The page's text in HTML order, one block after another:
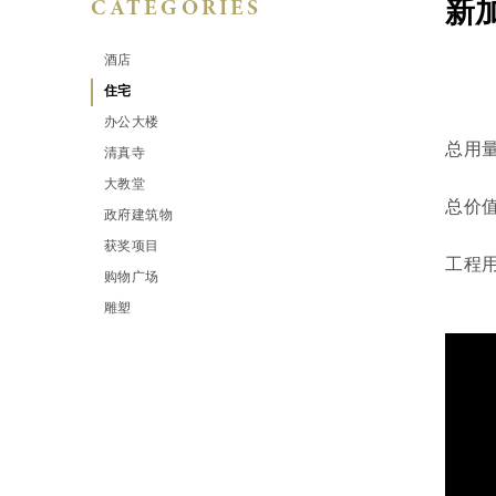
CATEGORIES
酒店
住宅
办公大楼
清真寺
大教堂
政府建筑物
获奖项目
购物广场
雕塑
新
总用
总价
工程